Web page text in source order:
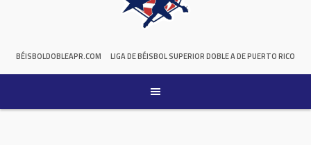
BÉISBOLDOBLEAPR.COM LIGA DE BÉISBOL SUPERIOR DOBLE A DE PUERTO RICO